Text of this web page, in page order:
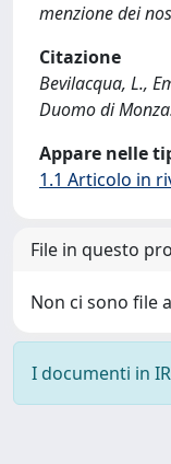
menzione dei
Citazione
Bevilacqua, L.,
Duomo di Monza.
Appare nelle
1.1 Articolo in
File in questo
Non ci sono file
I documenti in